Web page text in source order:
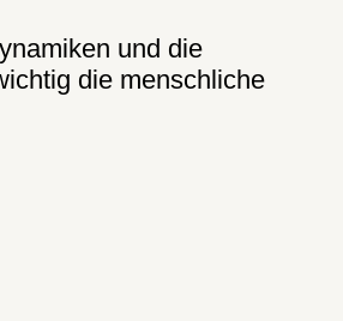
und die
die menschliche